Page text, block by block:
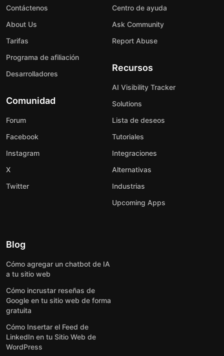
Contáctenos
About Us
Tarifas
Programa de afiliación
Desarrolladores
Comunidad
Forum
Facebook
Instagram
X
Twitter
Centro de ayuda
Ask Community
Report Abuse
Recursos
AI Visibility Tracker
Solutions
Lista de deseos
Tutoriales
Integraciones
Alternativas
Industrias
Upcoming Apps
Blog
Cómo agregar un chatbot de IA
a tu sitio web
Cómo incrustar reseñas de
Google en tu sitio web de forma
gratuita
Cómo Insertar el Feed de
LinkedIn en tu Sitio Web de
WordPress